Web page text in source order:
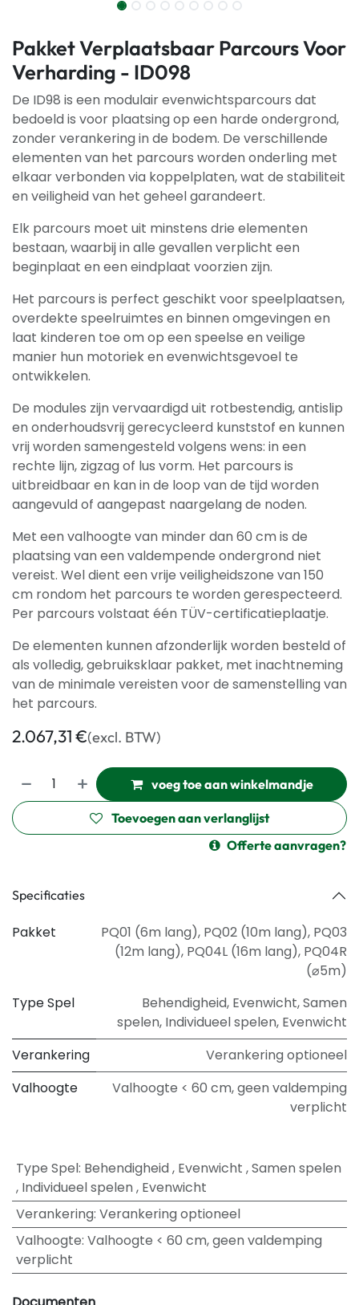
Pakket Verplaatsbaar Parcours Voor
Verharding - ID098
De ID98 is een modulair evenwichtsparcours dat
bedoeld is voor plaatsing op een harde ondergrond,
zonder verankering in de bodem. De verschillende
elementen van het parcours worden onderling met
elkaar verbonden via koppelplaten, wat de stabiliteit
en veiligheid van het geheel garandeert.
Elk parcours moet uit minstens drie elementen
bestaan, waarbij in alle gevallen verplicht een
beginplaat en een eindplaat voorzien zijn.
Het parcours is perfect geschikt voor speelplaatsen,
overdekte speelruimtes en binnen omgevingen en
laat kinderen toe om op een speelse en veilige
manier hun motoriek en evenwichtsgevoel te
ontwikkelen.
De modules zijn vervaardigd uit rotbestendig, antislip
en onderhoudsvrij gerecycleerd kunststof en kunnen
vrij worden samengesteld volgens wens: in een
rechte lijn, zigzag of lus vorm. Het parcours is
uitbreidbaar en kan in de loop van de tijd worden
aangevuld of aangepast naargelang de noden.
Met een valhoogte van minder dan 60 cm is de
plaatsing van een valdempende ondergrond niet
vereist. Wel dient een vrije veiligheidszone van 150
cm rondom het parcours te worden gerespecteerd.
Per parcours volstaat één TÜV-certificatieplaatje.
De elementen kunnen afzonderlijk worden besteld of
als volledig, gebruiksklaar pakket, met inachtneming
van de minimale vereisten voor de samenstelling van
het parcours.
2.067,31€(excl. BTW)
voeg toe aan winkelmandje
Toevoegen aan verlanglijst
Offerte aanvragen?
Specificaties
Pakket PQ01 (6m lang), PQ02 (10m lang), PQ03
(12m lang), PQ04L (16m lang), PQ04R
(⌀5m)
Type Spel
Behendigheid, Evenwicht,Samen
spelen, Individueel spelen, Evenwicht
Verankering
Verankering optioneel
Valhoogte
Valhoogte < 60 cm, geen valdemping
verplicht
Type Spel: Behendigheid, Evenwicht ,Samen spelen
, Individueel spelen, Evenwicht
Verankering: Verankering optioneel
Valhoogte: Valhoogte < 60 cm, geen valdemping
verplicht